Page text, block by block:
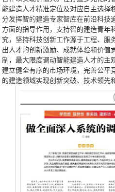
能建造人才精准定位及对应自主选择
分发挥智的建造专家智库在前沿科技
方面的指导作用，支持智的建造青年
究，坚持科技创新工作源于工程、服
出人才的创新激励、成就体验和价值
制，最大限度调动智能建造人才的主
建立健全有序的市场环境，完善公平
的建造领域实现创新突破、技术领先